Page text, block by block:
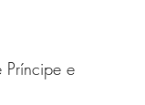
Príncipe e